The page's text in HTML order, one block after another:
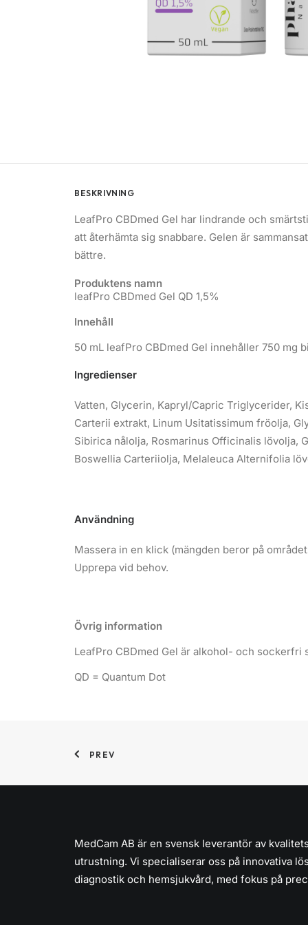
BESKRIVNING
LeafPro CBDmed Gel har lindrande och
att återhämta sig snabbare. Gelen är
bättre.
Produktens namn
leafPro CBDmed Gel QD 1,5%
Innehåll
50 mL leafPro CBDmed Gel innehåller 750 mg
Ingredienser
Vatten, Glycerin, Kapryl/Capric Triglycerider,
Carterii extrakt, Linum Usitatissimum fröolja,
Sibirica nålolja, Rosmarinus Officinalis lövolja,
Boswellia Carteriiolja, Melaleuca Alternifolia
Användning
Massera in en klick (mängden beror på
Upprepa vid behov.
Övrig information
LeafPro CBDmed Gel är alkohol- och
QD = Quantum Dot
PREV
MedCam AB är en svensk leverantör av
utrustning. Vi specialiserar oss på innovativa
diagnostik och hemsjukvård, med fokus på